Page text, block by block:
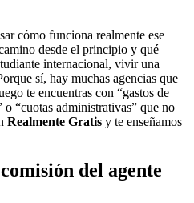
cómo funciona realmente ese
desde el principio y qué
internacional, vivir una
sí, hay muchas agencias que
te encuentras con “gastos de
“cuotas administrativas” que no
Realmente Gratis y te enseñamos
del agente